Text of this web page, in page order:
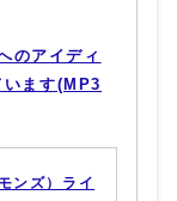
のアイディ
います(MP3
ンズ）ライ